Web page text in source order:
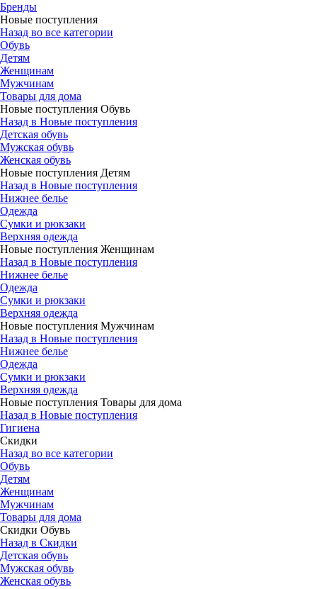
Бренды
Новые поступления
Назад во все категории
Обувь
Детям
Женщинам
Мужчинам
Товары для дома
Новые поступления Обувь
Назад в Новые поступления
Детская обувь
Мужская обувь
Женская обувь
Новые поступления Детям
Назад в Новые поступления
Нижнее белье
Одежда
Сумки и рюкзаки
Верхняя одежда
Новые поступления Женщинам
Назад в Новые поступления
Нижнее белье
Одежда
Сумки и рюкзаки
Верхняя одежда
Новые поступления Мужчинам
Назад в Новые поступления
Нижнее белье
Одежда
Сумки и рюкзаки
Верхняя одежда
Новые поступления Товары для дома
Назад в Новые поступления
Гигиена
Скидки
Назад во все категории
Обувь
Детям
Женщинам
Мужчинам
Товары для дома
Скидки Обувь
Назад в Скидки
Детская обувь
Мужская обувь
Женская обувь